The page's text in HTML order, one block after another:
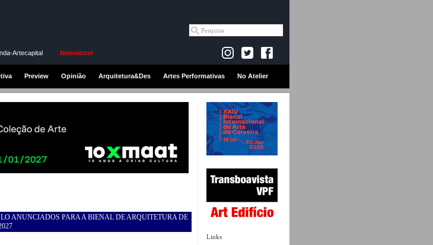
Artecapital Newsletter
Preview Opinião Arquitetura&Des Artes Performativas No Atelier
Links
ANUNCIADOS PARA A BIENAL DE ARQUITETURA DE